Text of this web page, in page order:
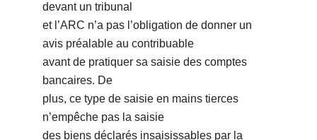
devant un tribunal
et l’ARC n’a pas l’obligation de donner un
avis préalable au contribuable
avant de pratiquer sa saisie des comptes
bancaires. De
plus, ce type de saisie en mains tierces
n’empêche pas la saisie
des biens déclarés insaisissables par la